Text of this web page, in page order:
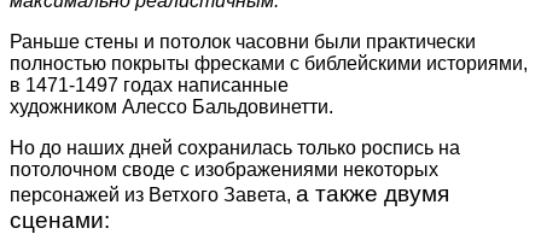
Раньше стены и потолок часовни были практически
полностью покрыты фресками с библейскими историями,
в 1471-1497 годах написанные
художником Алессо Бальдовинетти.
Но до наших дней сохранилась только роспись на
потолочном своде с изображениями некоторых
персонажей из Ветхого Завета, а также двумя
сценами: